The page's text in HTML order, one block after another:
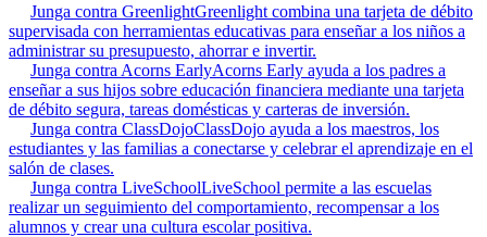
Junga contra GreenlightGreenlight combina una tarjeta de débito
supervisada con herramientas educativas para enseñar a los niños a
administrar su presupuesto, ahorrar e invertir.
Junga contra Acorns EarlyAcorns Early ayuda a los padres a
enseñar a sus hijos sobre educación financiera mediante una tarjeta
de débito segura, tareas domésticas y carteras de inversión.
Junga contra ClassDojoClassDojo ayuda a los maestros, los
estudiantes y las familias a conectarse y celebrar el aprendizaje en el
salón de clases.
Junga contra LiveSchoolLiveSchool permite a las escuelas
realizar un seguimiento del comportamiento, recompensar a los
alumnos y crear una cultura escolar positiva.